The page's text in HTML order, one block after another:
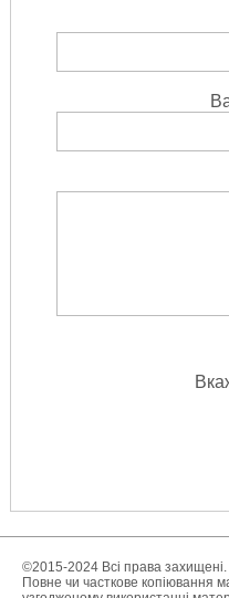
©2015-2024 Всі права захищені.
Повне чи часткове копіювання